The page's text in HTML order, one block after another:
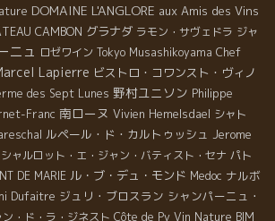
DOMAINE L'ANGLORE aux Amis des Vins
CAMBON グラナダ ラモン・サヴェドラ ジャ
ニュ ロゼワイン Tokyo Musashikoyama Chef
Lapierre ビストロ・コワンスト・ヴィノ
des Sept Lunes 野村ユニソン Philippe
Franc 南ローヌ Vivien Hemelsdael シャト
ルペール・ド・カルトゥッシュ Jerome
ャルロット・エ・ジャン・バティスト・セナ パト
DE MARIE ル・ブ・デュ・モンド Medoc ナルボ
Dufaitre ジュリ・ブロスラン シャンパーニュ・
・ド・ラ・ジネスト Côte de Py Vin Nature BIM